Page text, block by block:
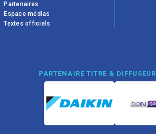
Partenaires
Espace médias
Textes officiels
PARTENAIRE TITRE &